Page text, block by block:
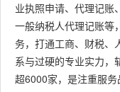
9
云南嘉
合财务
管理咨
询有限
公司
业执照申请、代理记账
一般纳税人代理记账等
务，打通工商、财税、
系与过硬的专业实力，
超6000家，是注重服务